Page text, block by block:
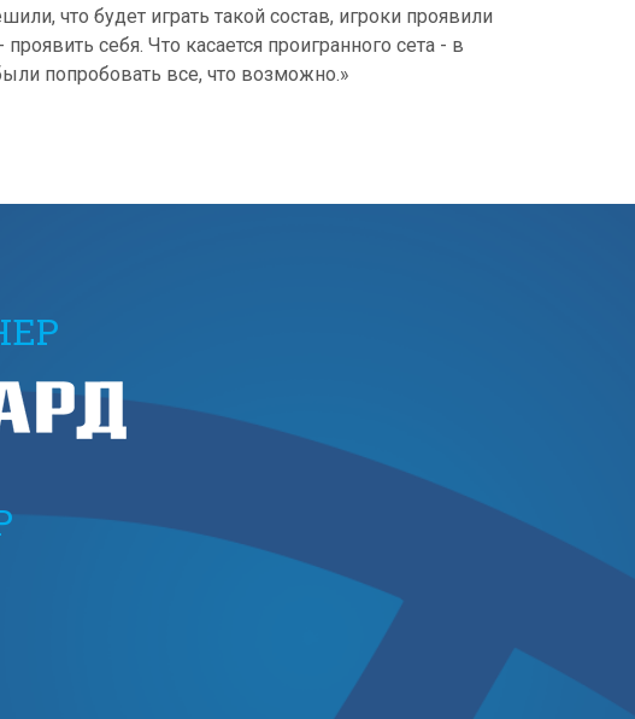
что будет играть такой состав, игроки проявили
себя. Что касается проигранного сета - в
попробовать все, что возможно.»